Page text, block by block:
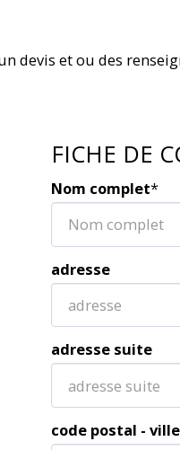
devis et ou des
FICHE DE
Nom complet*
adresse
adresse suite
code postal - ville